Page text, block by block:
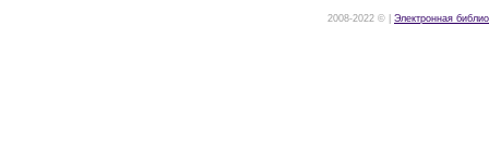
2008-2022 © | Электронная